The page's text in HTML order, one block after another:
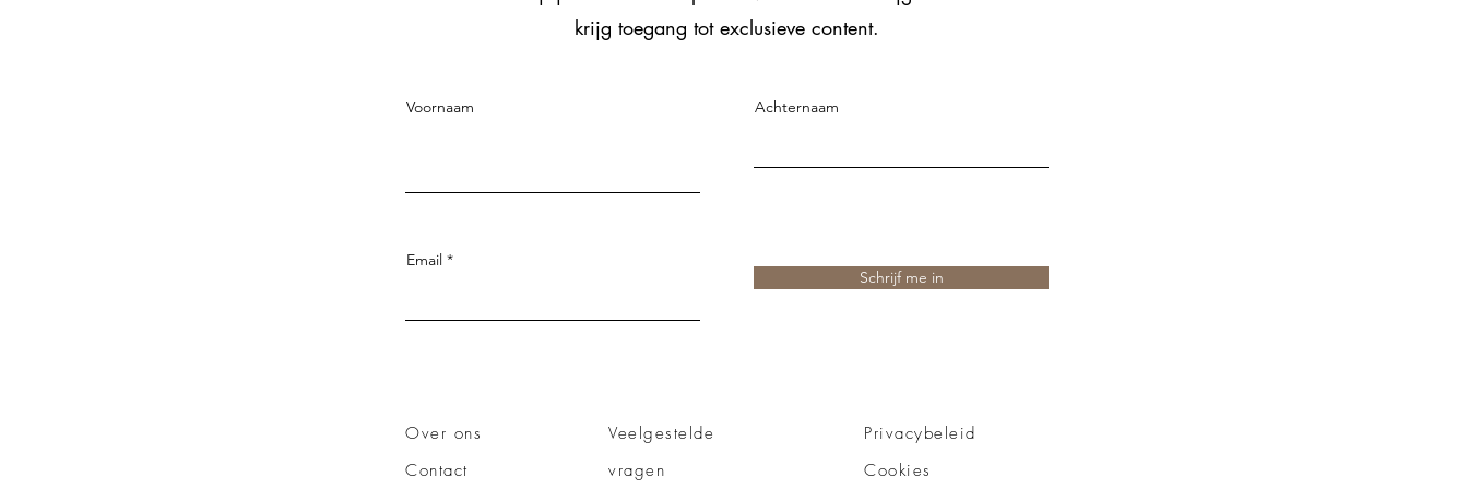
krijg toegang tot exclusieve content.
Voornaam Achternaam
Email
Schrijf me in
Over ons
Contact
Veelgestelde
vragen
Privacybeleid
Cookies